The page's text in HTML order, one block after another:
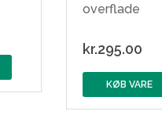
overflade
kr.295.00
KØB VARE